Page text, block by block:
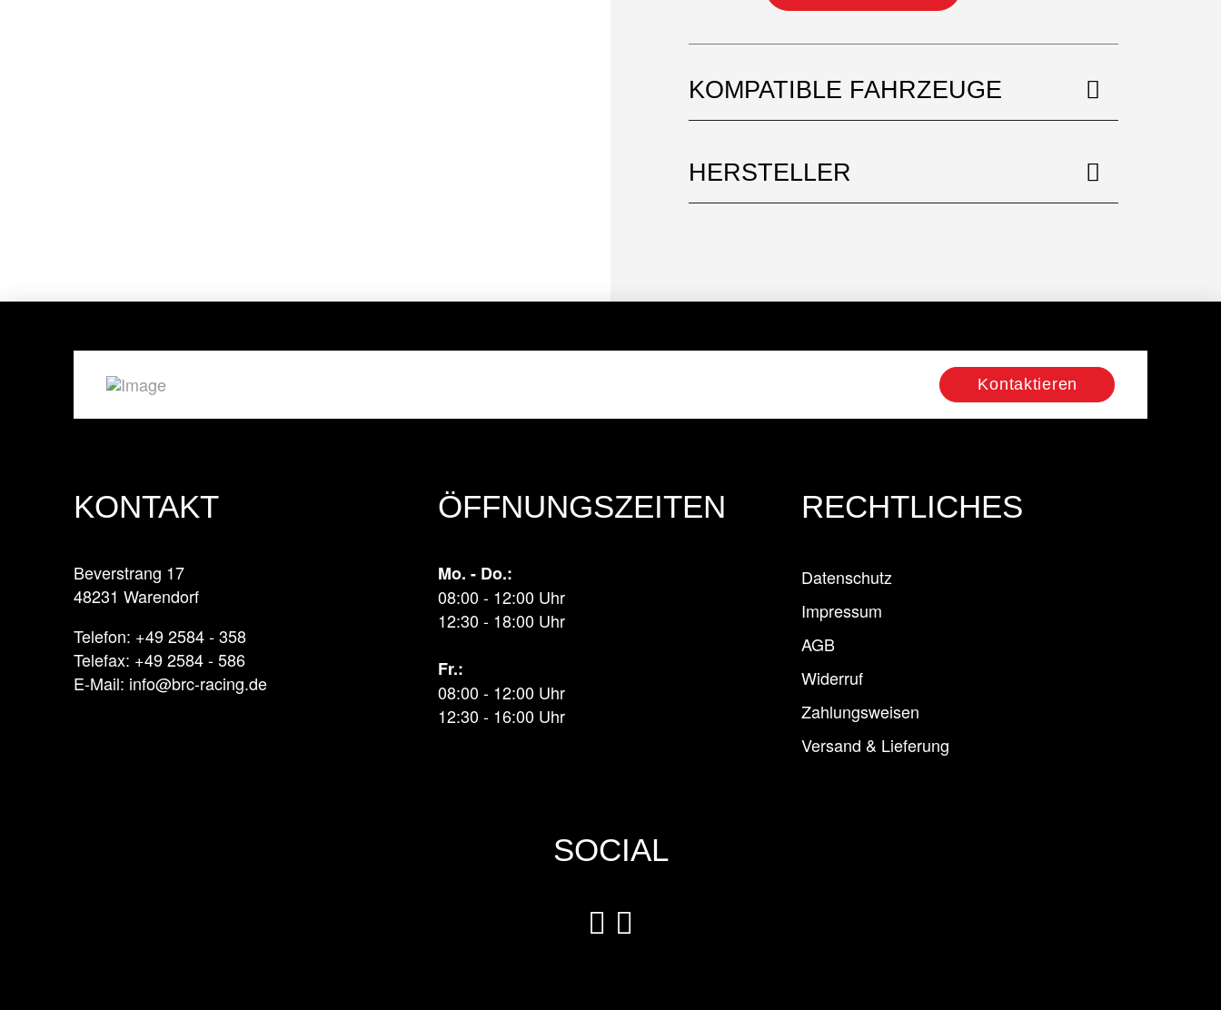
KOMPATIBLE FAHRZEUGE
HERSTELLER
Kontaktieren
KONTAKT
Beverstrang 17
48231 Warendorf
Telefon: +49 2584 - 358
Telefax: +49 2584 - 586
E-Mail: info@brc-racing.de
SOCIAL
ÖFFNUNGSZEITEN
Mo. - Do.:
08:00 - 12:00 Uhr
12:30 - 18:00 Uhr
Fr.:
08:00 - 12:00 Uhr
12:30 - 16:00 Uhr
RECHTLICHES
Datenschutz
Impressum
AGB
Widerruf
Zahlungsweisen
Versand & Lieferung